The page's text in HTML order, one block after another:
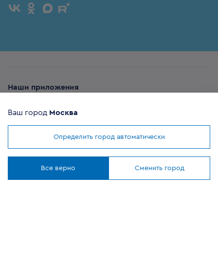
Мы используем cookies
Наши приложения
Ваш город Москва
Определить город автоматически
Все верно Сменить город